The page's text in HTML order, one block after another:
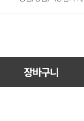
장바구니